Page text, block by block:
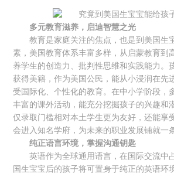
多元教育滋养，启迪智慧之光
教育是家庭关注的焦点，也是到美国生
素，美国教育体系丰富多样，从启蒙教育到
养学生的创造力、批判性思维和实践能力。
获得美籍，作为美国公民，能从小浸润在先
受国际化、个性化的教育。在中小学阶段，
丰富的课外活动，能充分挖掘孩子的兴趣和
仅录取门槛相对本土学生更为友好，还能享
会进入知名学府，为未来的职业发展铺就一
纯正语言环境，掌握沟通钥匙
英语作为全球通用语言，在国际交流中
国生宝宝后的孩子将可置身于纯正的英语环